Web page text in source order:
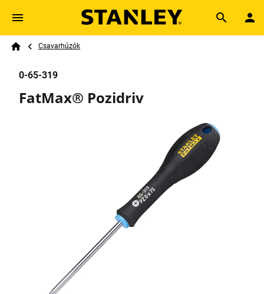
Skip to main content
Search
Breadcrumb
Csavarhúzók
0-65-319
FatMax® Pozidriv